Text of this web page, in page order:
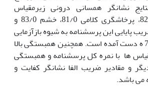
نشانگر همسانی درونی زیرمقیاس
پرخاشگری بدنی 82/0، پرخاشگری کلامی 81/0، خشم 83/0 و
0 بود. ضریب پایایی این پرسشنامه به شیوه بازآزمایی
در ایران برابر با 78/0 ه دست آمده است. همچنین همبستگی بالا
ها با نمره کل پرسشنامه و همبستگی
و مقادیر ضریب الفا نشانگر کفایت و
می باشد.